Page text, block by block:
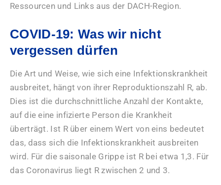
Ressourcen und Links aus der DACH-Region.
COVID-19: Was wir nicht
vergessen dürfen
Die Art und Weise, wie sich eine Infektionskrankheit
ausbreitet, hängt von ihrer Reproduktionszahl R, ab.
Dies ist die durchschnittliche Anzahl der Kontakte,
auf die eine infizierte Person die Krankheit
überträgt. Ist R über einem Wert von eins bedeutet
das, dass sich die Infektionskrankheit ausbreiten
wird. Für die saisonale Grippe ist R bei etwa 1,3. Für
das Coronavirus liegt R zwischen 2 und 3.